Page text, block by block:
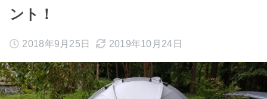
ント！
2018年9月25日 2019年10月24日